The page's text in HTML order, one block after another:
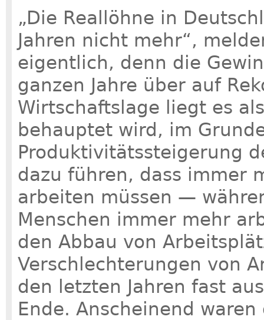
„Die Reallöhne in
Jahren nicht mehr“,
eigentlich, denn die
ganzen Jahre über auf
Wirtschaftslage liegt es
behauptet wird, im
Produktivitätssteigerung
dazu führen, dass immer
arbeiten müssen —
Menschen immer mehr
den Abbau von
Verschlechterungen von
den letzten Jahren fast
Ende. Anscheinend